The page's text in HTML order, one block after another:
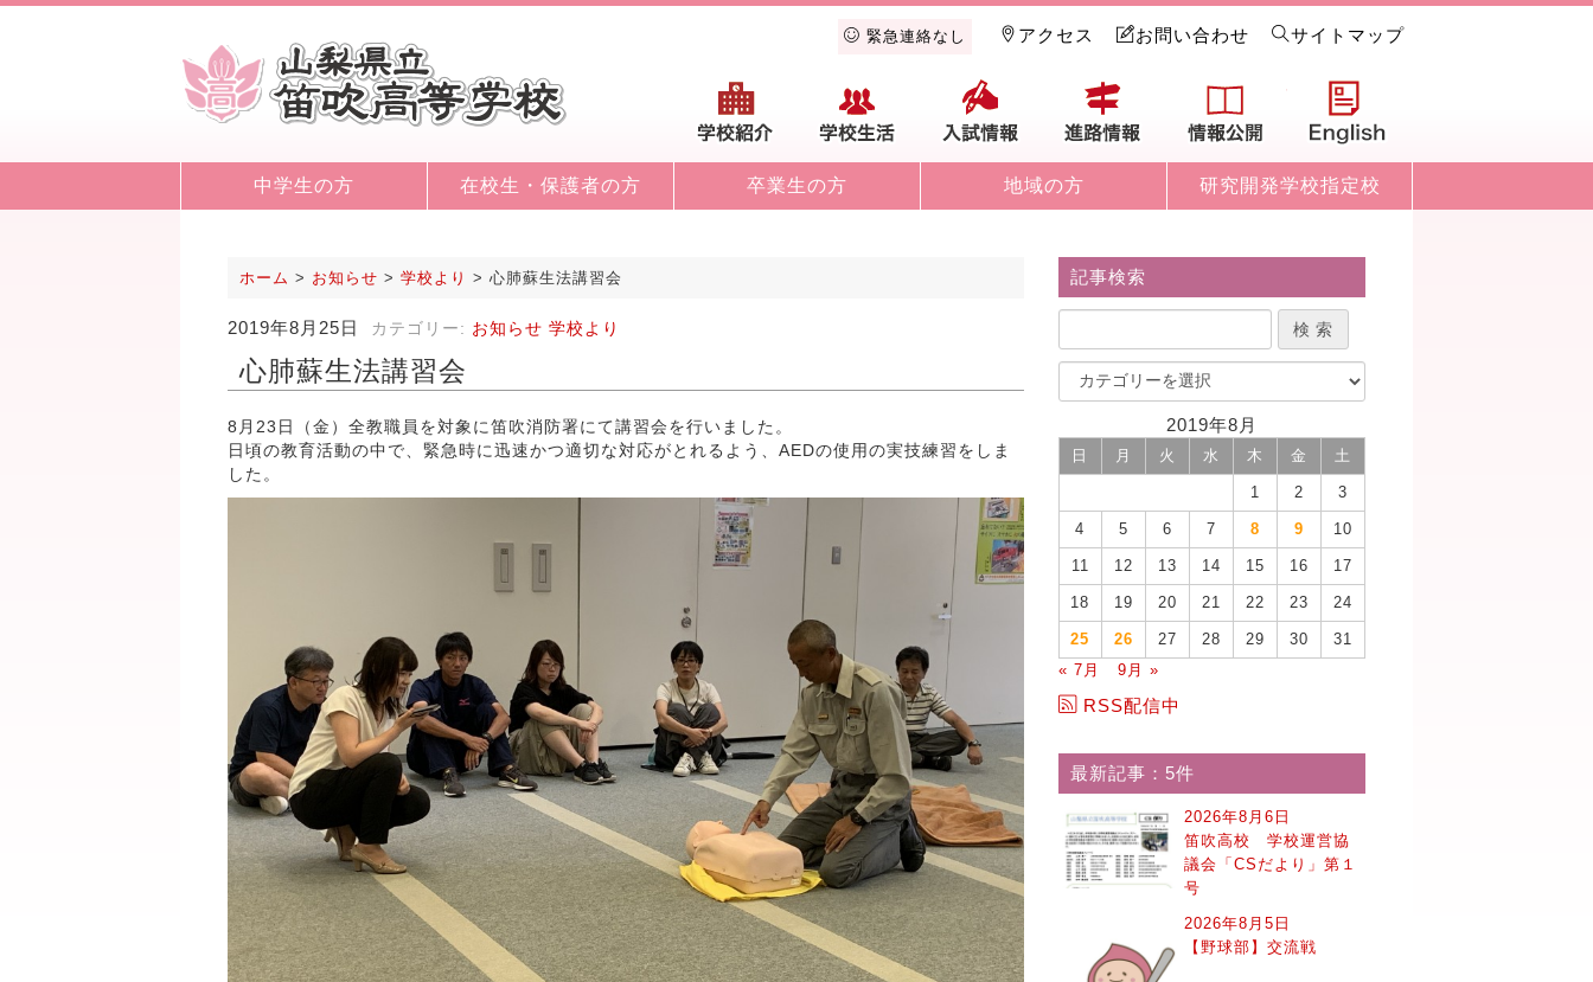
緊急連絡なし アクセス お問い合わせ サイトマップ
学校紹介 学校生活 入試情報 進路情報 情報公開
中学生の方 在校生・保護者の方 卒業生の方 地域の方 研究開発学校指定校
ホーム > お知らせ > 学校より > 心肺蘇生法講習会
2019年8月25日 カテゴリー: お知らせ 学校より
心肺蘇生法講習会
8月23日（金）全教職員を対象に笛吹消防署にて講習会を行いました。
日頃の教育活動の中で、緊急時に迅速かつ適切な対応がとれるよう、AEDの使用の実技練習をしま
した。
記事検索
2019年8月
日 月 火 水 木 金 土
1 2 3
4 5 6 7 8 9 10
11 12 13 14 15 16 17
18 19 20 21 22 23 24
25 26 27 28 29 30
31
« 7月
9月 »
RSS配信中
最新記事：5件
2026年8月6日
笛吹高校 学校運営協
議会「CSだより」第１
号
2026年8月5日
【野球部】交流戦